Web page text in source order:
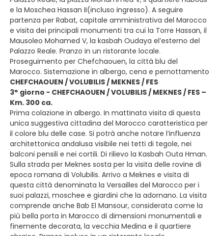
e la Moschea Hassan II(incluso ingresso). A seguire
partenza per Rabat, capitale amministrativa del Marocco
e visita dei principali monumenti tra cui la Torre Hassan, il
Mausoleo Mohamed V, la kasbah Oudaya el’esterno del
Palazzo Reale. Pranzo in un ristorante locale.
Proseguimento per Chefchaouen, la città blu del
Marocco. Sistemazione in albergo, cena e pernottamento
CHEFCHAOUEN / VOLUBILIS / MEKNES / FES
3° giorno - CHEFCHAOUEN / VOLUBILIS / MEKNES / FES –
Km. 300 ca.
Prima colazione in albergo. In mattinata visita di questa
unica suggestiva cittadina del Marocco caratteristica per
il colore blu delle case. Si potrà anche notare l’influenza
architettonica andalusa visibile nei tetti di tegole, nei
balconi pensili e nei cortili. Di rilievo la Kasbah Outa Hman.
Sulla strada per Meknes sosta per la visita delle rovine di
epoca romana di Volubilis. Arrivo a Meknes e visita di
questa città denominata la Versailles del Marocco per i
suoi palazzi, moschee e giardini che la adornano. La visita
comprende anche Bab El Mansour, considerata come la
più bella porta in Marocco di dimensioni monumentali e
finemente decorata, la vecchia Medina e il quartiere